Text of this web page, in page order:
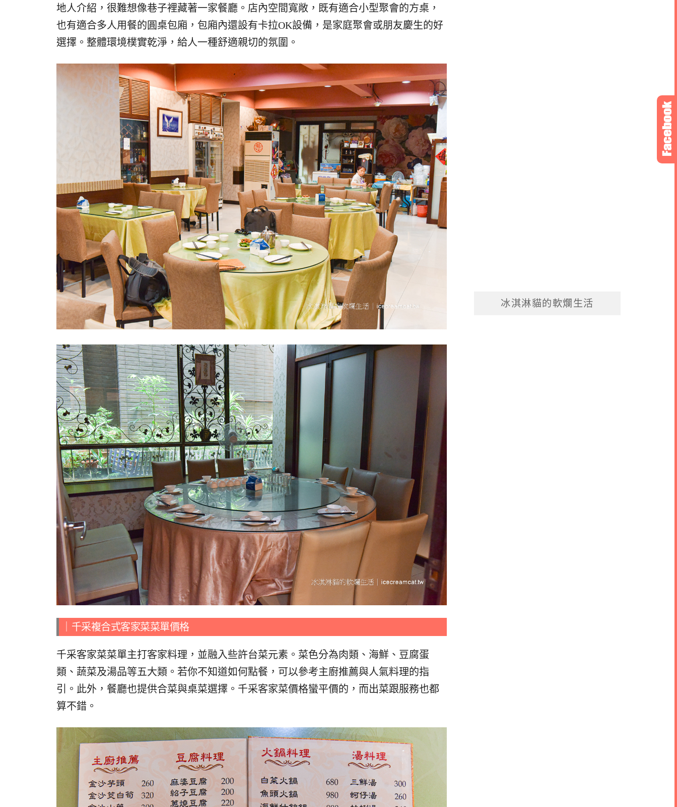
地人介紹，很難想像巷子裡藏著一家餐廳。店內空間寬敞，既有適合小型聚會的方桌，
也有適合多人用餐的圓桌包廂，包廂內還設有卡拉OK設備，是家庭聚會或朋友慶生的好
選擇。整體環境樸實乾淨，給人一種舒適親切的氛圍。
｜千采複合式客家菜菜單價格
千采客家菜菜單主打客家料理，並融入些許台菜元素。菜色分為肉類、海鮮、豆腐蛋
類、蔬菜及湯品等五大類。若你不知道如何點餐，可以參考主廚推薦與人氣料理的指
引。此外，餐廳也提供合菜與桌菜選擇。千采客家菜價格蠻平價的，而出菜跟服務也都
算不錯。
冰淇淋貓的軟爛生活